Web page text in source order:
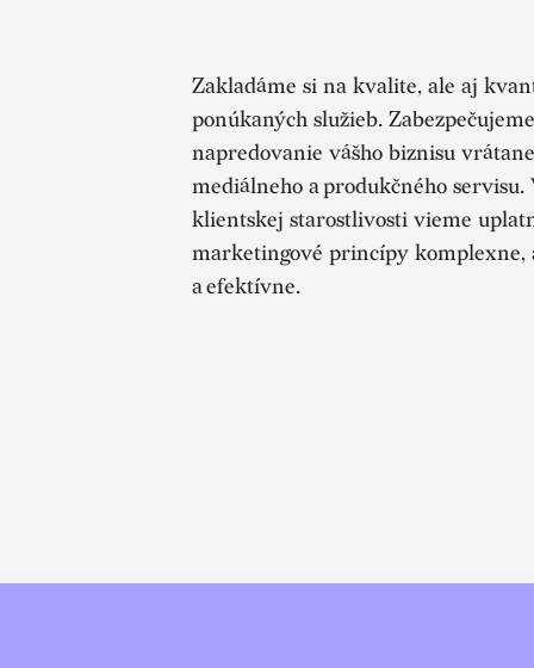
Zakladáme si na kvalite, ale aj
ponúkaných služieb.
napredovanie vášho biznisu
mediálneho a produkčného servisu.
klientskej starostlivosti vieme
marketingové princípy komplexne,
a efektívne.